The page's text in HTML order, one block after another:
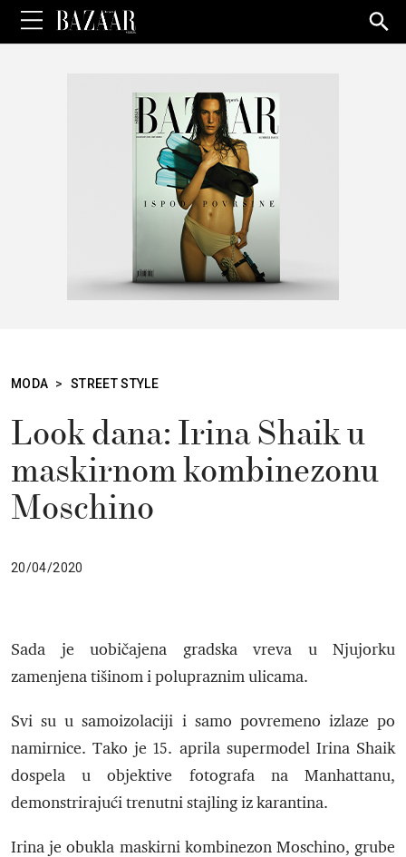
for:
MODA > STREET STYLE
Look dana: Irina Shaik u
maskirnom kombinezonu
Moschino
20/04/2020
Sada je uobičajena gradska vreva u Njujorku
zamenjena tišinom i polupraznim ulicama.
Svi su u samoizolaciji i samo povremeno izlaze po
namirnice. Tako je 15. aprila supermodel Irina Shaik
dospela u objektive fotografa na Manhattanu,
demonstrirajući trenutni stajling iz karantina.
Irina je obukla maskirni kombinezon Moschino, grube